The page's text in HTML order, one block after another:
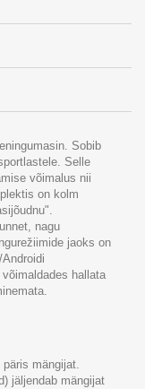
Sobib
Selle
võimalus nii
on kolm
nagu
jaoks on
hallata
mängijat.
jäljendab mängijat